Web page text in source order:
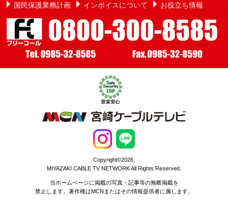
国民保護業務計画
インボイスについて お役立ち情報
Copyright©2026,
MIYAZAKI CABLE TV NETWORK All Rights Reserved.
当ホームページに掲載の写真・記事等の無断掲載を
禁止します。著作権はMCNまたはその情報提供者に属します。